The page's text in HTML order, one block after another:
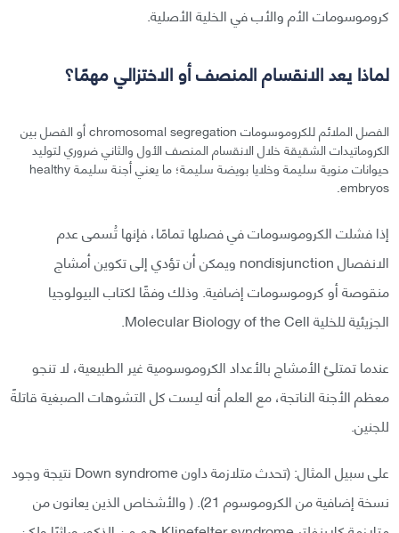
كروموسومات الأم والأب في الخلية الأصلية.
لماذا يعد الانقسام المنصف أو الاختزالي مهمًا؟
الفصل الملائم للكروموسومات chromosomal segregation أو الفصل بين
الكروماتيدات الشقيقة خلال الانقسام المنصف الأول والثاني ضروري لتوليد
حيوانات منوية سليمة وخلايا بويضة سليمة؛ ما يعني أجنة سليمة healthy
embryos.
إذا فشلت الكروموسومات في فصلها تمامًا، فإنها تُسمى عدم
الانفصال nondisjunction ويمكن أن تؤدي إلى تكوين أمشاج
منقوصة أو كروموسومات إضافية. وذلك وفقًا لكتاب البيولوجيا
الجزيئية للخلية Molecular Biology of the Cell.
عندما تمتلئ الأمشاج بالأعداد الكروموسومية غير الطبيعية، لا تنجو
معظم الأجنة الناتجة، مع العلم أنه ليست كل التشوهات الصبغية قاتلةً
للجنين.
على سبيل المثال: (تحدث متلازمة داون Down syndrome نتيجة وجود
نسخة إضافية من الكروموسوم 21). ( والأشخاص الذين يعانون من